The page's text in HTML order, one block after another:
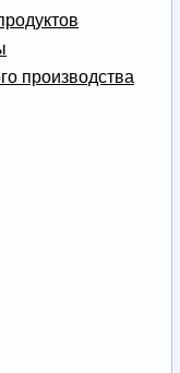
производства